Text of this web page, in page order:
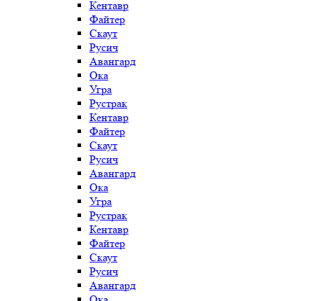
Кентавр
Файтер
Скаут
Русич
Авангард
Ока
Угра
Рустрак
Кентавр
Файтер
Скаут
Русич
Авангард
Ока
Угра
Рустрак
Кентавр
Файтер
Скаут
Русич
Авангард